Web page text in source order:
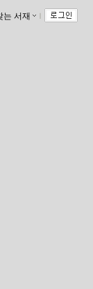
는 서재 ｌ